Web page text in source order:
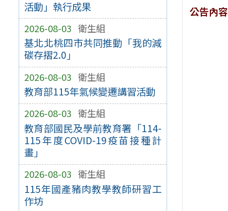
活動」執行成果
2026-08-03 衛生組
基北北桃四市共同推動「我的減
碳存摺2.0」
2026-08-03 衛生組
教育部115年氣候變遷講習活動
2026-08-03 衛生組
教育部國民及學前教育署「114-
115年度COVID-19疫苗接種計
畫」
2026-08-03 衛生組
115年國產豬肉教學教師研習工
作坊
公告內容